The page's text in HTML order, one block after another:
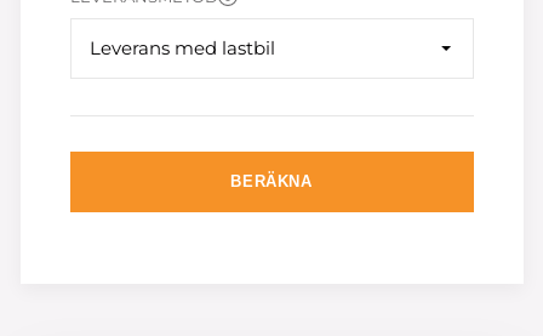
Leverans med lastbil
BERÄKNA